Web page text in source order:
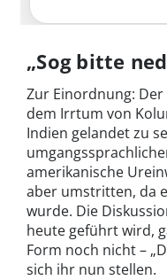
„Sog bitte
Zur Einordnung:
dem Irrtum von
Indien gelandet zu
amerikanische
aber umstritten, da
wurde. Die
heute geführt wird,
Form noch nicht –
sich ihr nun stellen.